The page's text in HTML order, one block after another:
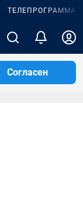
ТЕЛЕПРОГРАММА
Согласен